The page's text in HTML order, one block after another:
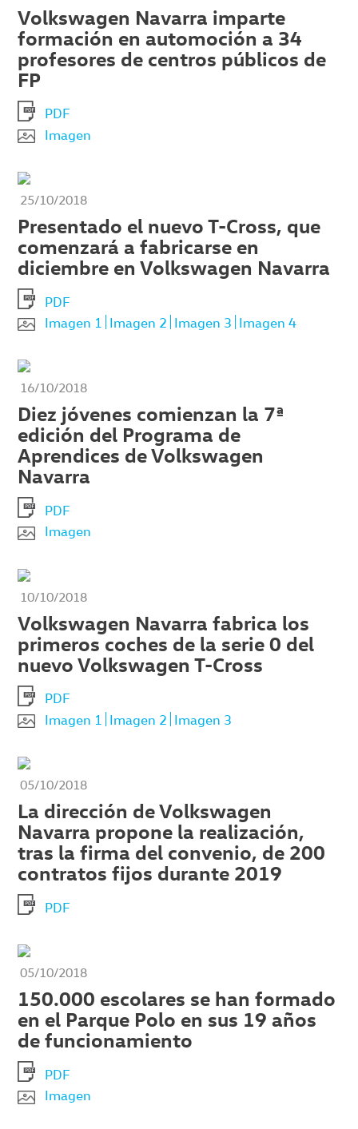
Volkswagen Navarra imparte
formación en automoción a 34
profesores de centros públicos de
FP
PDF
Imagen
25/10/2018
Presentado el nuevo T-Cross, que
comenzará a fabricarse en
diciembre en Volkswagen Navarra
PDF
Imagen 1
Imagen 2 Imagen 3 Imagen 4
16/10/2018
Diez jóvenes comienzan la 7ª
edición del Programa de
Aprendices de Volkswagen
Navarra
PDF
Imagen
10/10/2018
Volkswagen Navarra fabrica los
primeros coches de la serie 0 del
nuevo Volkswagen T-Cross
PDF
Imagen 1
Imagen 2 Imagen 3
05/10/2018
La dirección de Volkswagen
Navarra propone la realización,
tras la firma del convenio, de 200
contratos fijos durante 2019
PDF
05/10/2018
150.000 escolares se han formado
en el Parque Polo en sus 19 años
de funcionamiento
PDF
Imagen